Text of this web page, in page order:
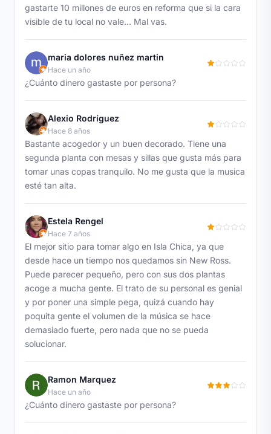
gastarte 10 millones de euros en reforma que si la cara
visible de tu local no vale... Mal vas.
maria dolores nuñez martin
Hace un año
¿Cuánto dinero gastaste por persona?
Alexio Rodríguez
Hace 8 años
Bastante acogedor y un buen decorado. Tiene una
segunda planta con mesas y sillas que gusta más para
tomar unas copas tranquilo. No me gusta que la musica
esté tan alta.
Estela Rengel
Hace 7 años
El mejor sitio para tomar algo en Isla Chica, ya que
desde hace un tiempo nos quedamos sin New Ross.
Puede parecer pequeño, pero con sus dos plantas
acoge a mucha gente. El trato de su personal es genial
y por poner una simple pega, quizá cuando hay
poquita gente el volumen de la música se hace
demasiado fuerte, pero nada que no se pueda
solucionar.
Ramon Marquez
Hace un año
¿Cuánto dinero gastaste por persona?